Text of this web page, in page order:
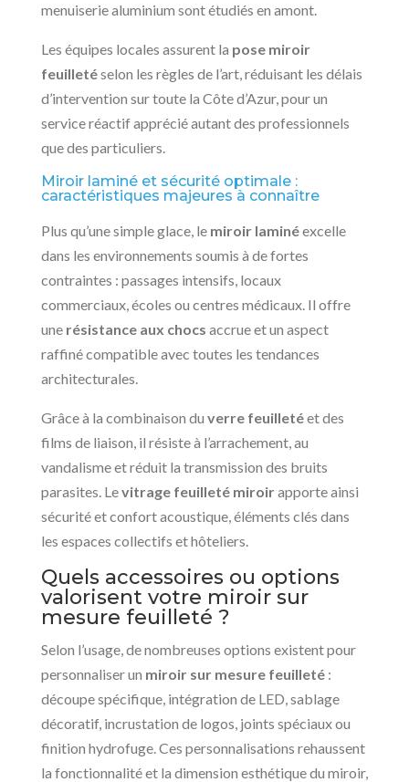
menuiserie aluminium sont étudiés en amont.
Les équipes locales assurent la pose miroir
feuilletéselon les règles de l’art, réduisant les délais
d’intervention sur toute la Côte d’Azur, pour un
service réactif apprécié autant des professionnels
que des particuliers.
Miroir laminé et sécurité optimale :
caractéristiques majeures à connaître
Plus qu’une simple glace, le miroir laminéexcelle
dans les environnements soumis à de fortes
contraintes : passages intensifs, locaux
commerciaux, écoles ou centres médicaux. Il offre
une résistance aux chocs accrue et un aspect
raffiné compatible avec toutes les tendances
architecturales.
Grâce à la combinaison du verre feuilletéet des
films de liaison, il résiste à l’arrachement, au
vandalisme et réduit la transmission des bruits
parasites. Levitrage feuilleté miroirapporte ainsi
sécurité et confort acoustique, éléments clés dans
les espaces collectifs et hôteliers.
Quels accessoires ou options
valorisent votre miroir sur
mesure feuilleté ?
Selon l’usage, de nombreuses options existent pour
personnaliser un miroir sur mesure feuilleté:
découpe spécifique, intégration de LED, sablage
décoratif, incrustation de logos, joints spéciaux ou
finition hydrofuge. Ces personnalisations rehaussent
la fonctionnalité et la dimension esthétique du miroir,